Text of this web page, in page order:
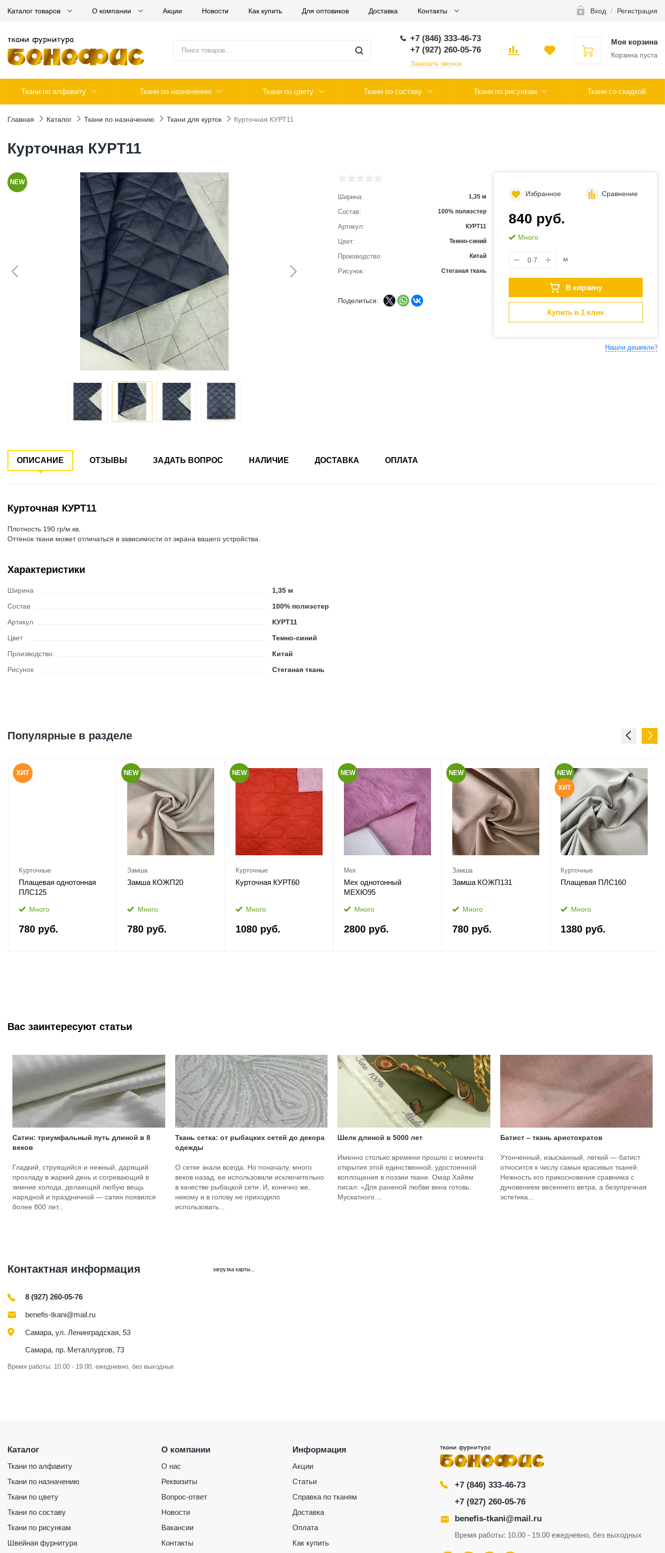
Каталог товаров О компании Акции Новости Как купить Для оптовиков Доставка Контакты Вход / Регистрация
+7 (846) 333-46-73
+7 (927) 260-05-76
Заказать звонок
Моя корзина
Корзина пуста
Ткани по алфавиту Ткани по назначению Ткани по цвету Ткани по составу Ткани по рисункам Ткани со скидкой
Главная Каталог Ткани по назначению Ткани для курток Курточная КУРТ11
Курточная КУРТ11
NEW
Ширина
1,35 м
Состав 100% полиэстер
Артикул КУРТ11
Цвет Темно-синий
Производство Китай
Рисунок Стеганая ткань
Поделиться:
Избранное Сравнение
840 руб.
Много
м
В корзину
Купить в 1 клик
Нашли дешевле?
ОПИСАНИЕ ОТЗЫВЫ ЗАДАТЬ ВОПРОС НАЛИЧИЕ ДОСТАВКА ОПЛАТА
Курточная КУРТ11
Плотность 190 гр/м.кв.
Оттенок ткани может отличаться в зависимости от экрана вашего устройства.
Характеристики
Ширина
1,35 м
Состав
100% полиэстер
Артикул
КУРТ11
Цвет
Темно-синий
Производство
Китай
Рисунок
Стеганая ткань
Популярные в разделе
ХИТ
Курточные
Плащевая однотонная
ПЛС125
Много
780 руб.
NEW
Замша
Замша КОЖП20
Много
780 руб.
NEW
Курточные
Курточная КУРТ60
Много
1080 руб.
NEW
Мех
Мех однотонный
МЕХЮ95
Много
2800 руб.
NEW
Замша
Замша КОЖП131
Много
780 руб.
NEW
ХИТ
Курточные
Плащевая ПЛС160
Много
1380 руб.
Вас заинтересуют статьи
Сатин: триумфальный путь длиной в 8
веков
Гладкий, струящийся и нежный, дарящий
прохладу в жаркий день и согревающий в
зимние холода, делающий любую вещь
нарядной и праздничной — сатин появился
более 800 лет...
Ткань сетка: от рыбацких сетей до декора
одежды
О сетке знали всегда. Но поначалу, много
веков назад, ее использовали исключительно
в качестве рыбацкой сети. И, конечно же,
никому и в голову не приходило
использовать...
Шелк длиной в 5000 лет
Именно столько времени прошло с момента
открытия этой единственной, удостоенной
воплощения в поэзии ткани. Омар Хайям
писал: «Для раненой любви вина готовь.
Мускатного....
Батист – ткань аристократов
Утонченный, изысканный, легкий — батист
относится к числу самых красивых тканей.
Нежность его прикосновения сравнима с
дуновением весеннего ветра, а безупречная
эстетика...
Контактная информация
8 (927) 260-05-76
benefis-tkani@mail.ru
Самара, ул. Ленинградская, 53
Самара, пр. Металлургов, 73
Время работы: 10.00 - 19.00, ежедневно, без выходных
загрузка карты...
Каталог
Ткани по алфавиту
Ткани по назначению
Ткани по цвету
Ткани по составу
Ткани по рисункам
Швейная фурнитура
О компании
О нас
Реквизиты
Вопрос-ответ
Новости
Вакансии
Контакты
Информация
Акции
Статьи
Справка по тканям
Доставка
Оплата
Как купить
+7 (846) 333-46-73
+7 (927) 260-05-76
benefis-tkani@mail.ru
Время работы: 10.00 - 19.00 ежедневно, без выходных